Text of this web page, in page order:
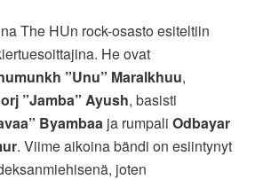
The HUn rock-osasto esiteltiin
He ovat
”Unu” Maralkhuu,
”Jamba” Ayush, basisti
Byambaa ja rumpaliOdbayar
. Viime aikoina bändi on esiintynyt
joten